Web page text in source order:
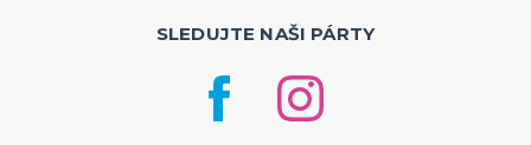
SLEDUJTE NAŠI PÁRTY